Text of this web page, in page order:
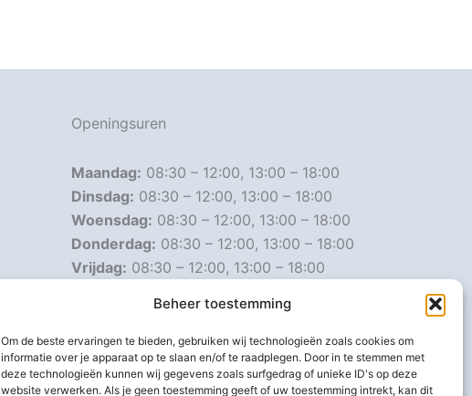
Beheer toestemming
Om de beste ervaringen te bieden, gebruiken wij technologieën zoals cookies om
informatie over je apparaat op te slaan en/of te raadplegen. Door in te stemmen met
deze technologieën kunnen wij gegevens zoals surfgedrag of unieke ID's op deze
website verwerken. Als je geen toestemming geeft of uw toestemming intrekt, kan dit
Openingsuren
Maandag: 08:30 – 12:00, 13:00 – 18:00
Dinsdag: 08:30 – 12:00, 13:00 – 18:00
Woensdag: 08:30 – 12:00, 13:00 – 18:00
Donderdag: 08:30 – 12:00, 13:00 – 18:00
Vrijdag: 08:30 – 12:00, 13:00 – 18:00
Gesloten
Afwijkende openingsuren